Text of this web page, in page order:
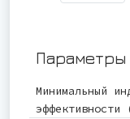
Параметры
Минимальный
эффективности